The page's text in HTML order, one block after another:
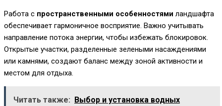
Работа с пространственными особенностями ландшафта
обеспечивает гармоничное восприятие. Важно учитывать
направление потока энергии, чтобы избежать блокировок.
Открытые участки, разделенные зелеными насаждениями
или камнями, создают баланс между зоной активности и
местом для отдыха.
Читать также:
Выбор и установка водных